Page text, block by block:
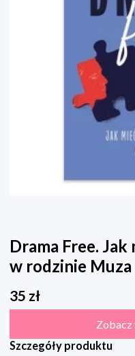
Drama Free.
w rodzinie Muza
35 zł
Zobacz
Szczegóły produktu